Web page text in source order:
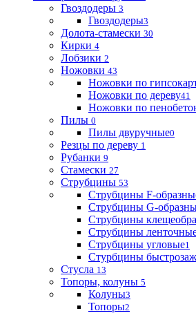
Гвоздодеры 3
Гвоздодеры3
Долота-стамески 30
Кирки 4
Лобзики 2
Ножовки 43
Ножовки по
Ножовки по дереву41
Ножовки по
Пилы 0
Пилы двуручные0
Резцы по дереву 1
Рубанки 9
Стамески 27
Струбцины 53
Струбцины F-
Струбцины G-
Струбцины
Струбцины
Струбцины угловые1
Стурбцины
Стусла 13
Топоры, колуны 5
Колуны3
Топоры2